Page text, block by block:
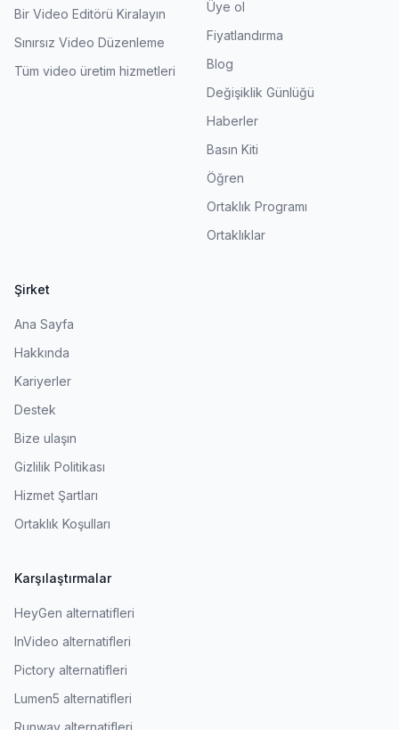
Bir Video Editörü Kiralayın
Sınırsız Video Düzenleme
Tüm video üretim hizmetleri
Üye ol
Fiyatlandırma
Blog
Değişiklik Günlüğü
Haberler
Basın Kiti
Öğren
Ortaklık Programı
Ortaklıklar
Şirket
Ana Sayfa
Hakkında
Kariyerler
Destek
Bize ulaşın
Gizlilik Politikası
Hizmet Şartları
Ortaklık Koşulları
Karşılaştırmalar
HeyGen alternatifleri
InVideo alternatifleri
Pictory alternatifleri
Lumen5 alternatifleri
Runway alternatifleri